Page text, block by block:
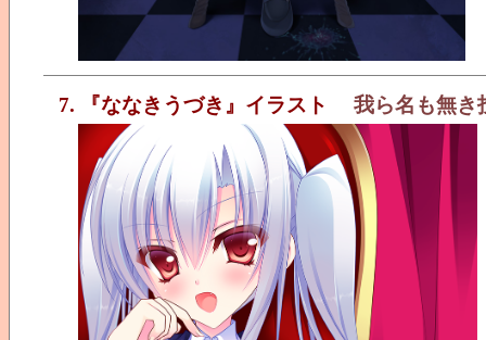
7. 『ななきうづき』イラスト 我ら名も無き